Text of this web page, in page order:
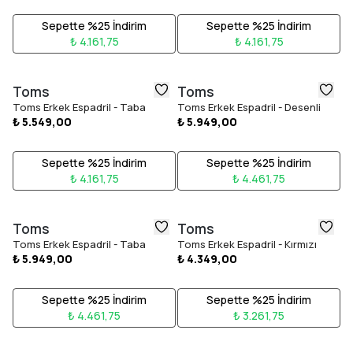
Sepette %25 İndirim
₺ 4.161,75
Sepette %25 İndirim
₺ 4.161,75
Toms
Toms Erkek Espadril - Taba
₺ 5.549,00
Sepette %25 İndirim
₺ 4.161,75
Toms
Toms Erkek Espadril - Desenli
₺ 5.949,00
Sepette %25 İndirim
₺ 4.461,75
Toms
Toms Erkek Espadril - Taba
₺ 5.949,00
Sepette %25 İndirim
₺ 4.461,75
Toms
Toms Erkek Espadril - Kırmızı
₺ 4.349,00
Sepette %25 İndirim
₺ 3.261,75